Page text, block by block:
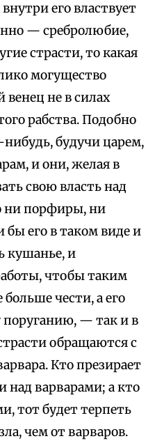
его властвует
— сребролюбие,
страсти, то какая
могущество
венец не в силах
рабства. Подобно
будучи царем,
и они, желая в
свою власть над
ни порфиры, ни
бы его в таком виде и
кушанье, и
чтобы таким
больше чести, а его
поруганию, — так и в
обращаются с
Кто презирает
над варварами; а кто
тот будет терпеть
чем от варваров.